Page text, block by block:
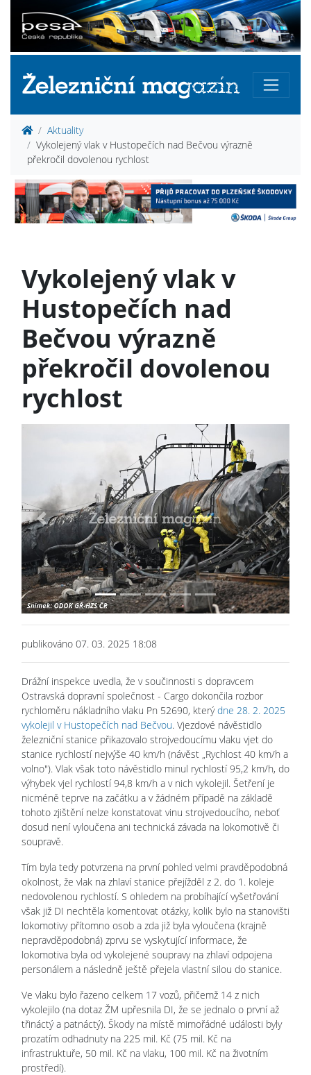
Aktuality
Vykolejený vlak v Hustopečích nad Bečvou výrazně
překročil dovolenou rychlost
Vykolejený vlak v
Hustopečích nad
Bečvou výrazně
překročil dovolenou
rychlost
Previous Next
publikováno 07. 03. 2025 18:08
Drážní inspekce uvedla, že v součinnosti s dopravcem
Ostravská dopravní společnost - Cargo dokončila rozbor
rychloměru nákladního vlaku Pn 52690, kterýdne 28. 2. 2025
vykolejil v Hustopečích nad Bečvou. Vjezdové návěstidlo
železniční stanice přikazovalo strojvedoucímu vlaku vjet do
stanice rychlostí nejvýše 40 km/h (návěst „Rychlost 40 km/h a
volno"). Vlak však toto návěstidlo minul rychlostí 95,2 km/h, do
výhybek vjel rychlostí 94,8 km/h a v nich vykolejil. Šetření je
nicméně teprve na začátku a v žádném případě na základě
tohoto zjištění nelze konstatovat vinu strojvedoucího, neboť
dosud není vyloučena ani technická závada na lokomotivě či
soupravě.
Tím byla tedy potvrzena na první pohled velmi pravděpodobná
okolnost, že vlak na zhlaví stanice přejížděl z 2. do 1. koleje
nedovolenou rychlostí. S ohledem na probíhající vyšetřování
však již DI nechtěla komentovat otázky, kolik bylo na stanovišti
lokomotivy přítomno osob a zda již byla vyloučena (krajně
nepravděpodobná) zprvu se vyskytující informace, že
lokomotiva byla od vykolejené soupravy na zhlaví odpojena
personálem a následně ještě přejela vlastní silou do stanice.
Ve vlaku bylo řazeno celkem 17 vozů, přičemž 14 z nich
vykolejilo (na dotaz ŽM upřesnila DI, že se jednalo o první až
třináctý a patnáctý). Škody na místě mimořádné události byly
prozatím odhadnuty na 225 mil. Kč (75 mil. Kč na
infrastruktuře, 50 mil. Kč na vlaku, 100 mil. Kč na životním
prostředí).